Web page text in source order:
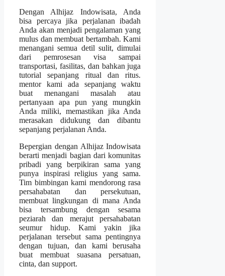
Dengan Alhijaz Indowisata, Anda
bisa percaya jika perjalanan ibadah
Anda akan menjadi pengalaman yang
mulus dan membuat bertambah. Kami
menangani semua detil sulit, dimulai
dari pemrosesan visa sampai
transportasi, fasilitas, dan bahkan juga
tutorial sepanjang ritual dan ritus.
mentor kami ada sepanjang waktu
buat menangani masalah atau
pertanyaan apa pun yang mungkin
Anda miliki, memastikan jika Anda
merasakan didukung dan dibantu
sepanjang perjalanan Anda.
Bepergian dengan Alhijaz Indowisata
berarti menjadi bagian dari komunitas
pribadi yang berpikiran sama yang
punya inspirasi religius yang sama.
Tim bimbingan kami mendorong rasa
persahabatan dan persekutuan,
membuat lingkungan di mana Anda
bisa tersambung dengan sesama
peziarah dan merajut persahabatan
seumur hidup. Kami yakin jika
perjalanan tersebut sama pentingnya
dengan tujuan, dan kami berusaha
buat membuat suasana persatuan,
cinta, dan support.